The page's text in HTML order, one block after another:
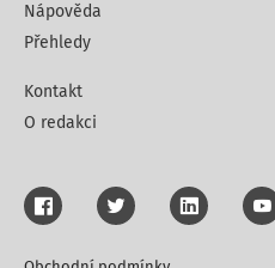
Nápověda
Přehledy
Kontakt
O redakci